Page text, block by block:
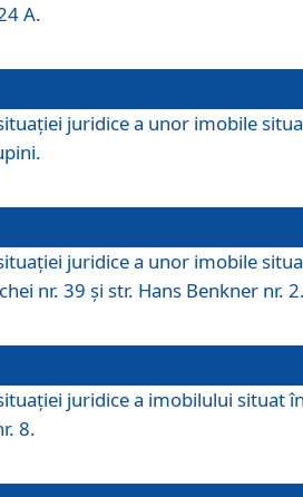
A.
juridice a unor imobile
juridice a unor imobile
nr. 39 și str. Hans Benkner nr.
juridice a imobilului situat
8.